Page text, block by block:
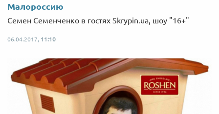
Малороссию
Семен Семенченко в гостях Skrypin.ua, шоу "16+"
06.04.2017, 11:10